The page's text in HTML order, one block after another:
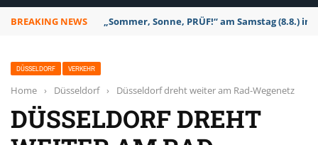
BREAKING NEWS Düsseldorf: Am 6. September ist wieder zakk
DÜSSELDORF VERKEHR
Home › Düsseldorf › Düsseldorf dreht weiter am Rad-Wegenetz
DÜSSELDORF DREHT